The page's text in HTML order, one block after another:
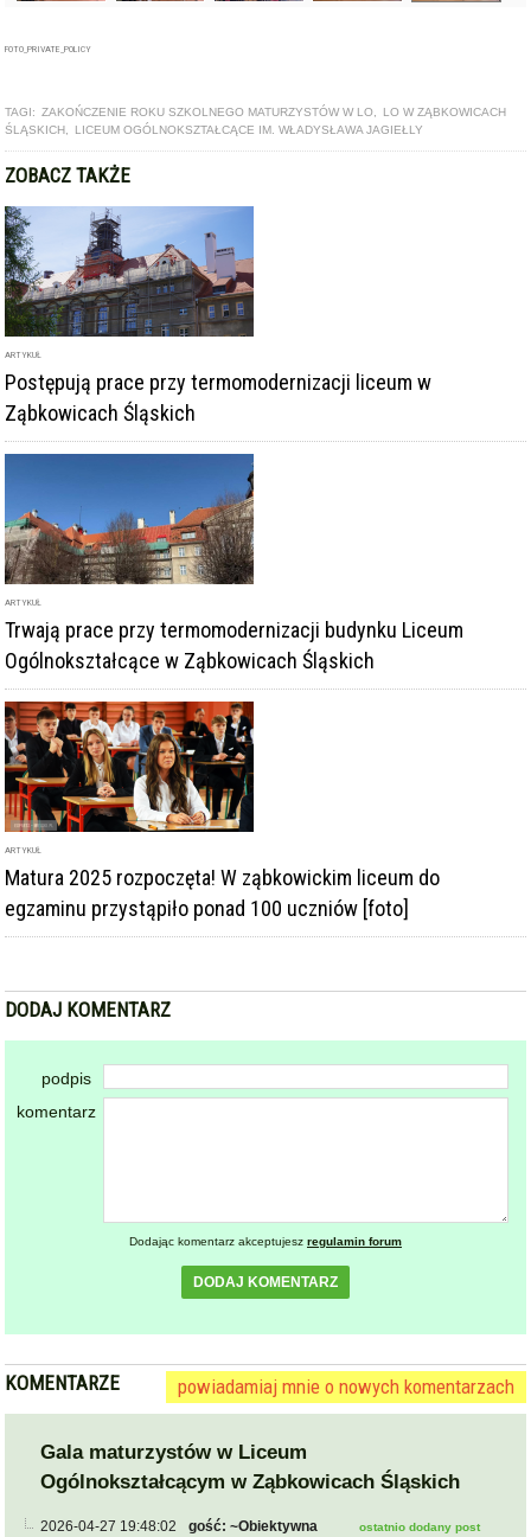
FOTO_PRIVATE_POLICY
TAGI: ZAKOŃCZENIE ROKU SZKOLNEGO MATURZYSTÓW W LO,
LO W ZĄBKOWICACH
ŚLĄSKICH, LICEUM OGÓLNOKSZTAŁCĄCE IM. WŁADYSŁAWA JAGIEŁLY
ZOBACZ TAKŻE
ARTYKUŁ
Postępują prace przy termomodernizacji liceum w
Ząbkowicach Śląskich
ARTYKUŁ
Trwają prace przy termomodernizacji budynku Liceum
Ogólnokształcące w Ząbkowicach Śląskich
ARTYKUŁ
Matura 2025 rozpoczęta! W ząbkowickim liceum do
egzaminu przystąpiło ponad 100 uczniów [foto]
DODAJ KOMENTARZ
podpis
komentarz
Dodając komentarz akceptujesz regulamin forum
DODAJ KOMENTARZ
KOMENTARZE powiadamiaj mnie o nowych komentarzach
Gala maturzystów w Liceum
Ogólnokształcącym w Ząbkowicach Śląskich
2026-04-27 19:48:02 gość: ~Obiektywna ostatnio dodany post